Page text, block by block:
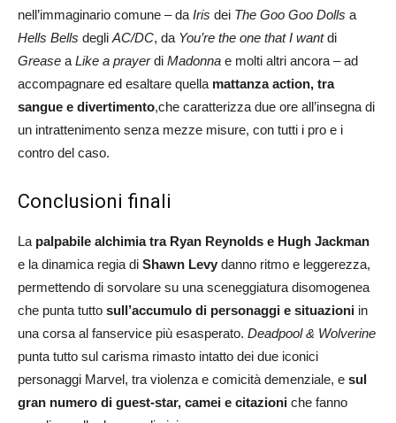
nell’immaginario comune – da Iris dei The Goo Goo Dolls a
Hells Bells degli AC/DC, da You’re the one that I wantdi
Grease a Like a prayerdi Madonna e molti altri ancora – ad
accompagnare ed esaltare quella mattanza action, tra
sangue e divertimento,che caratterizza due ore all’insegna di
un intrattenimento senza mezze misure, con tutti i pro e i
contro del caso.
Conclusioni finali
La palpabile alchimia tra Ryan Reynolds e Hugh Jackman
e la dinamica regia di Shawn Levy danno ritmo e leggerezza,
permettendo di sorvolare su una sceneggiatura disomogenea
che punta tutto sull’accumulo di personaggi e situazioni in
una corsa al fanservice più esasperato. Deadpool & Wolverine
punta tutto sul carisma rimasto intatto dei due iconici
personaggi Marvel, tra violenza e comicità demenziale, e sul
gran numero di guest-star, camei e citazioni che fanno